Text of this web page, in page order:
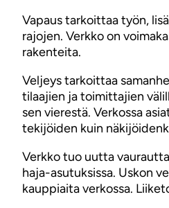
Vapaus tarkoittaa työn,
rajojen. Verkko on
rakenteita.
Veljeys tarkoittaa
tilaajien ja toimittajien
sen vierestä. Verkossa
tekijöiden kuin
Verkko tuo uutta
haja-asutuksissa. Uskon
kauppiaita verkossa.